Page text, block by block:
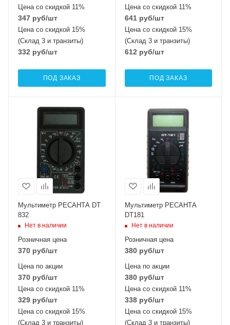
Цена со скидкой 11%
347 руб/шт
Цена со скидкой 15%
(Склад 3 и транзиты)
332 руб/шт
ПОД ЗАКАЗ
Цена со скидкой 11%
641руб/шт
Цена со скидкой 15%
(Склад 3 и транзиты)
612 руб/шт
ПОД ЗАКАЗ
Мультиметр РЕСАНТА DT
832
Нет в наличии
Розничная цена
370 руб/шт
Цена по акции
370 руб/шт
Цена со скидкой 11%
329 руб/шт
Цена со скидкой 15%
(Склад 3 и транзиты)
Мультиметр РЕСАНТА
DT181
Нет в наличии
Розничная цена
380руб/шт
Цена по акции
380руб/шт
Цена со скидкой 11%
338руб/шт
Цена со скидкой 15%
(Склад 3 и транзиты)